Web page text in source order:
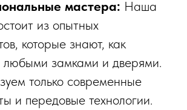
мастера: Наша
из опытных
которые знают, как
любыми замками и дверями.
только современные
и передовые технологии.